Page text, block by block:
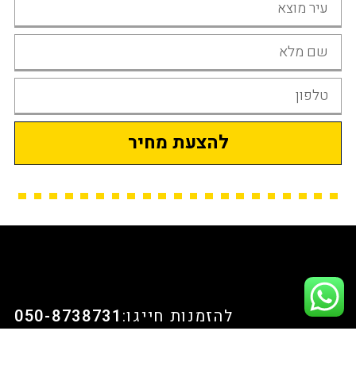
להצעת מחיר
להזמנות חייגו: 050-8738731